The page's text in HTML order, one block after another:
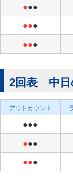
●●●
●●●
●●●
2回表 中日
アウトカウント
●●●
●●●
●●●